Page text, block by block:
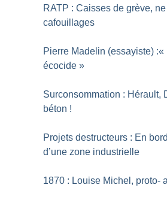
RATP : Caisses de grève,
cafouillages
Pierre Madelin (essayiste) :«
écocide »
Surconsommation : Hérault,
béton !
Projets destructeurs : En
d’une zone industrielle
1870 : Louise Michel, proto-